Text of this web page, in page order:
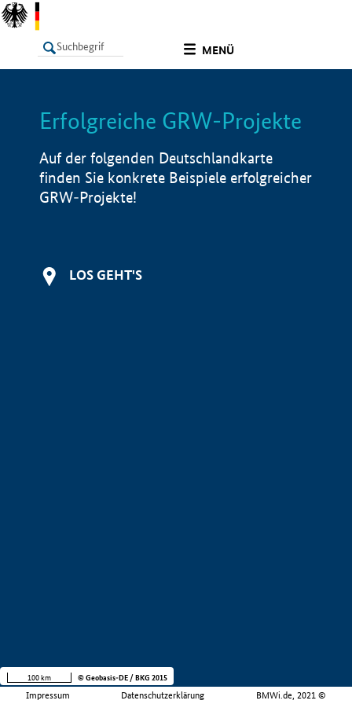
MENÜ
LISTE Info
Erfolgreiche GRW-Projekte
Auf der folgenden Deutschlandkarte
finden Sie konkrete Beispiele erfolgreicher
GRW-Projekte!
LOS GEHT'S
Impressum Datenschutzerklärung BMWi.de, 2021 ©
100 km © Geobasis-DE / BKG 2015